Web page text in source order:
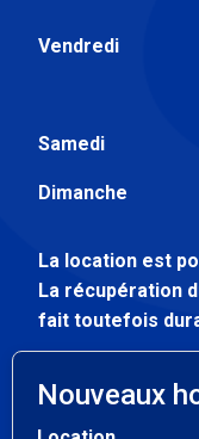
Vendredi
Samedi
Dimanche
La location est
La récupération
fait toutefois
Lundi au vendredi
Nouveaux